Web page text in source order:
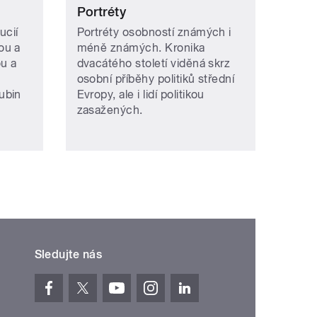
a
a
Portréty
Portréty osobností známých i
méně známých. Kronika
dvacátého století viděná skrz
osobní příběhy politiků střední
Evropy, ale i lidí politikou
zasažených.
Sledujte nás